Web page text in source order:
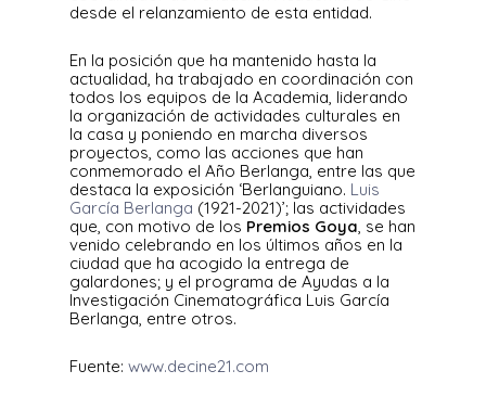
desde el relanzamiento de esta entidad.
En la posición que ha mantenido hasta la
actualidad, ha trabajado en coordinación con
todos los equipos de la Academia, liderando
la organización de actividades culturales en
la casa y poniendo en marcha diversos
proyectos, como las acciones que han
conmemorado el Año Berlanga, entre las que
destaca la exposición ‘Berlanguiano. Luis
García Berlanga (1921-2021)’; las actividades
que, con motivo de los Premios Goya, se han
venido celebrando en los últimos años en la
ciudad que ha acogido la entrega de
galardones; y el programa de Ayudas a la
Investigación Cinematográfica Luis García
Berlanga, entre otros.
Fuente:www.decine21.com